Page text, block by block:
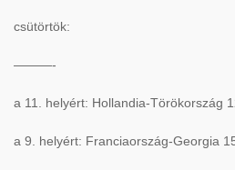
csütörtök:
———-
a 11. helyért: Hollandia-Törökország
a 9. helyért: Franciaország-Georgia